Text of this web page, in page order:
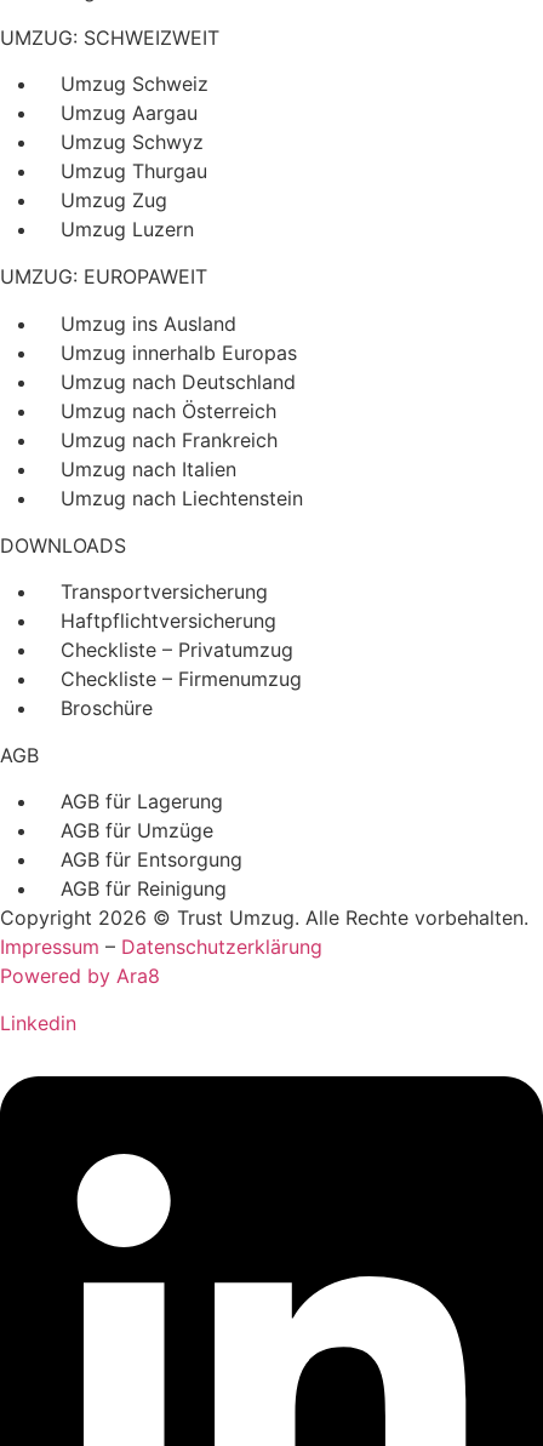
UMZUG: SCHWEIZWEIT
Umzug Schweiz
Umzug Aargau
Umzug Schwyz
Umzug Thurgau
Umzug Zug
Umzug Luzern
UMZUG: EUROPAWEIT
Umzug ins Ausland
Umzug innerhalb Europas
Umzug nach Deutschland
Umzug nach Österreich
Umzug nach Frankreich
Umzug nach Italien
Umzug nach Liechtenstein
DOWNLOADS
Transportversicherung
Haftpflichtversicherung
Checkliste – Privatumzug
Checkliste – Firmenumzug
Broschüre
AGB
AGB für Lagerung
AGB für Umzüge
AGB für Entsorgung
AGB für Reinigung
Copyright 2026 © Trust Umzug. Alle Rechte vorbehalten.
Impressum – Datenschutzerklärung
Powered by Ara8
Linkedin